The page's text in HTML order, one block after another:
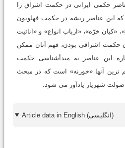
حکمی ایرانی در حکمت اشراق را
این عناصر ریشه در حکمت فهلویون
«کیان خرّه»، «ارباب انواع» و «انائیت
حکمت اشراقی بودن، فهم آنان ممکن
این عناصر به مبدأشناسی حکمت
ترین آنها «خورنه» است که در مبحث
صولت شهریار یادآور می شود.
Article data in English (انگلیسی)